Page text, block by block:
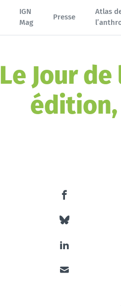
IGN
Mag
Presse
Atlas
Le Jour
édition,
Partager ce
Partager ce
Partager ce
Partager ce